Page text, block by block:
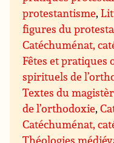
protestantisme,
figures du
Catéchuménat,
Fêtes et pratiques
spirituels de
Textes du
de l’orthodoxie,
Catéchuménat,
Théologies